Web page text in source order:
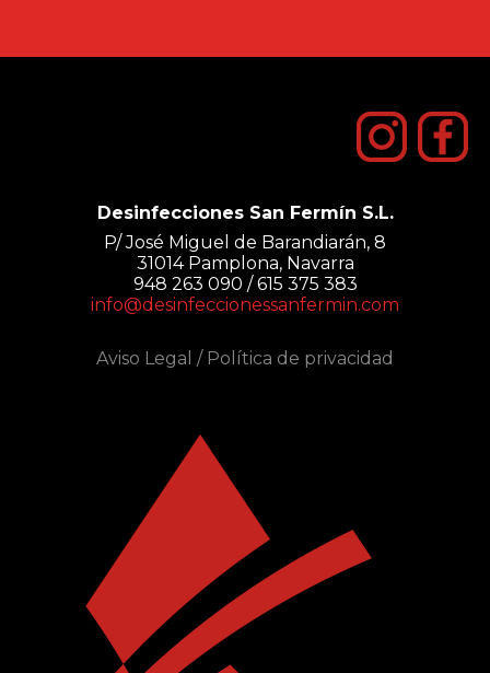
Desinfecciones San Fermín S.L.
P/ José Miguel de Barandiarán, 8
31014 Pamplona, Navarra
948 263 090 / 615 375 383
info@desinfeccionessanfermin.com
Aviso Legal / Política de privacidad